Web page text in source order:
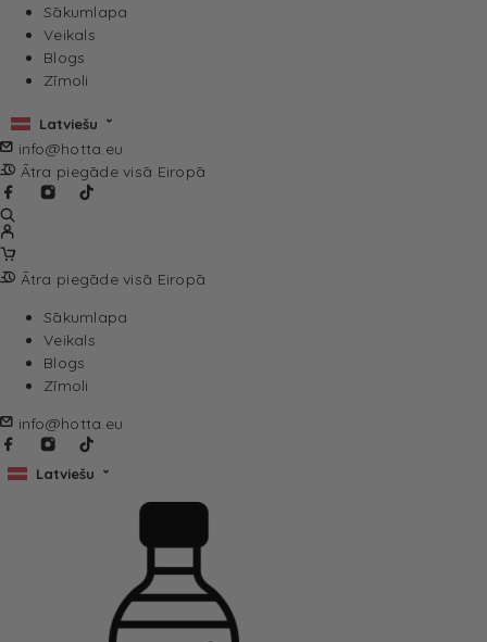
Sākumlapa
Veikals
Blogs
Zīmoli
Latviešu
info@hotta.eu
Ātra piegāde visā Eiropā
Ātra piegāde visā Eiropā
Sākumlapa
Veikals
Blogs
Zīmoli
info@hotta.eu
Latviešu